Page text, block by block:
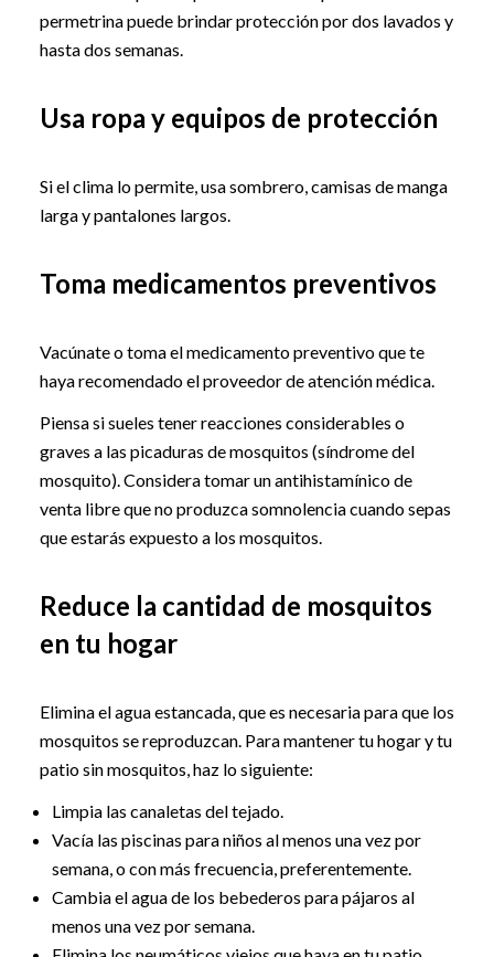
permetrina puede brindar protección por dos lavados y
hasta dos semanas.
Usa ropa y equipos de protección
Si el clima lo permite, usa sombrero, camisas de manga
larga y pantalones largos.
Toma medicamentos preventivos
Vacúnate o toma el medicamento preventivo que te
haya recomendado el proveedor de atención médica.
Piensa si sueles tener reacciones considerables o
graves a las picaduras de mosquitos (síndrome del
mosquito). Considera tomar un antihistamínico de
venta libre que no produzca somnolencia cuando sepas
que estarás expuesto a los mosquitos.
Reduce la cantidad de mosquitos
en tu hogar
Elimina el agua estancada, que es necesaria para que los
mosquitos se reproduzcan. Para mantener tu hogar y tu
patio sin mosquitos, haz lo siguiente:
Limpia las canaletas del tejado.
Vacía las piscinas para niños al menos una vez por
semana, o con más frecuencia, preferentemente.
Cambia el agua de los bebederos para pájaros al
menos una vez por semana.